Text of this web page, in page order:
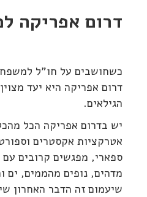
דרום אפריקה
כשחושבים על חו"ל
דרום אפריקה היא יעד
הגילאים.
יש בדרום אפריקה הכל
אטרקציות אקסטרים
ספארי, מפגשים קרובים
מדהים, נופים מהממים, ים
שיעמום זה הדבר האחרון